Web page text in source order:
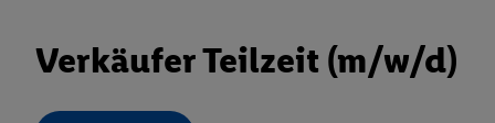
Verkäufer Teilzeit (m/w/d)